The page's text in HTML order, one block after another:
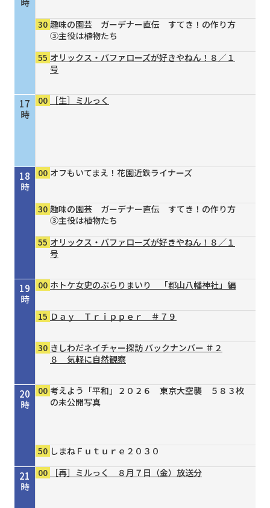
17
時
18
時
19
時
20
時
21
時
30 趣味の園芸 ガーデナー直伝 すてき！の作り方
③主役は植物たち
55 オリックス・バファローズが好きやねん！８／１
号
00 ［生］ミルっく
00 オフもいてまえ！花園近鉄ライナーズ
30 趣味の園芸 ガーデナー直伝 すてき！の作り方
③主役は植物たち
55 オリックス・バファローズが好きやねん！８／１
号
00 ホトケ女史のぶらりまいり 「郡山八幡神社」編
15 Ｄａｙ Ｔｒｉｐｐｅｒ ＃７９
30 きしわだネイチャー探訪 バックナンバー ＃２
８ 気軽に自然観察
00 考えよう「平和」２０２６ 東京大空襲 ５８３枚
の未公開写真
50 しまねＦｕｔｕｒｅ２０３０
00
［再］ミルっく ８月７日（金）放送分